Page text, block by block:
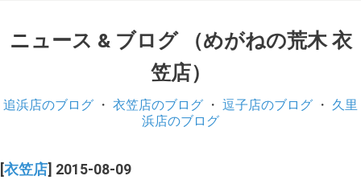
ショップ
ニュース & ブログ （めがねの荒木 衣
笠店）
追浜店のブログ ・ 衣笠店のブログ ・ 逗子店のブログ ・ 久里
浜店のブログ
衣笠店 ] 2015-08-09